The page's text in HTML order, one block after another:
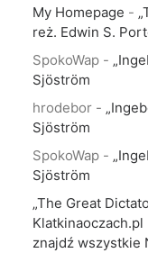
My Homepage -
reż. Edwin S.
SpokoWap -
Sjöström
hrodebor -
Sjöström
SpokoWap -
Sjöström
„The Great
Klatkinaoczach.pl
znajdź wszystkie